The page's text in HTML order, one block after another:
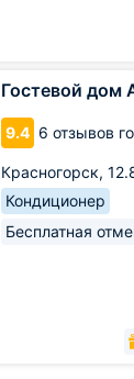
Гостевой дом
9.4 6 отзывов
Красногорск,
Кондиционер
Бесплатная